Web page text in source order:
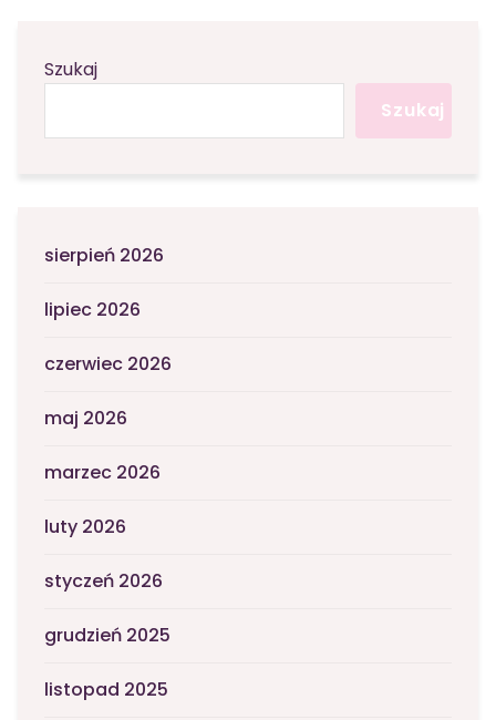
Szukaj
Szukaj
sierpień 2026
lipiec 2026
czerwiec 2026
maj 2026
marzec 2026
luty 2026
styczeń 2026
grudzień 2025
listopad 2025